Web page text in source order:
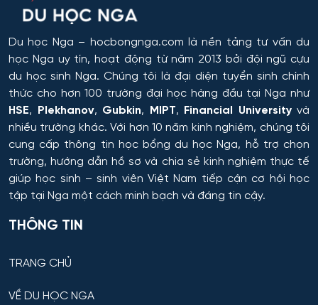
Du học Nga – hocbongnga.com là nền tảng tư vấn du
học Nga uy tín, hoạt động từ năm 2013 bởi đội ngũ cựu
du học sinh Nga. Chúng tôi là đại diện tuyển sinh chính
thức cho hơn 100 trường đại học hàng đầu tại Nga như
HSE, Plekhanov, Gubkin, MIPT, Financial Universityvà
nhiều trường khác. Với hơn 10 năm kinh nghiệm, chúng tôi
cung cấp thông tin học bổng du học Nga, hỗ trợ chọn
trường, hướng dẫn hồ sơ và chia sẻ kinh nghiệm thực tế
giúp học sinh – sinh viên Việt Nam tiếp cận cơ hội học
tập tại Nga một cách minh bạch và đáng tin cậy.
THÔNG TIN
TRANG CHỦ
VỀ DU HỌC NGA